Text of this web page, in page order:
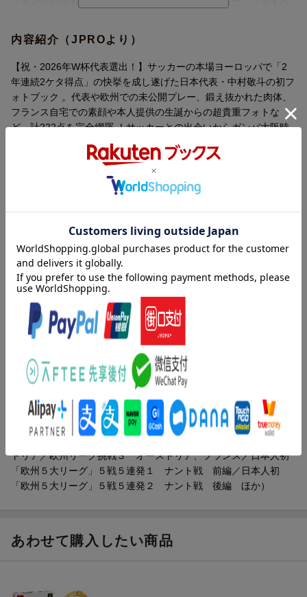
グで鍛え上げられた「肉体」、欧州や代表での「未公開プレー写
真」、本人提供による誕生からの「超貴重フォト」など、全222点
を完全網羅！
サッカーとの出会いからプロ入り、海外挑戦、W杯への思いま
で、中村選手が初激白。「シュート」「決定力」「敬斗ゾーン」
といった選手としての核心から、「ファッション」「香水」など
のパーソナルなこだわりまで、これまで語られなかった本音が明
「ツラいときこそうまくなるチャンス」--欧州でのベンチ外という
絶望を乗り越え、最高峰の舞台への切符をつかみ取った、日本の
明日を担う「進化し続ける才能」の過去・現在・未来が詰まっ
た、全サッカーファン必携の完全保存版です。
【中村敬斗選手メッセージ】
この本は、幼少期から現在までのサッカー選手・中村敬斗、そ
して素顔の中村敬斗の記録です。サッカーの試合からプライベー
ト、実家はもちろん、フランスの家で撮影した写真もあります。
そのときどきに感じたこと、そして最近、思っていることを文章
にしました。この本を通じて僕のことをもっと知ってもらえた
ら、うれしいです。
ガンバ大阪時代、U-23サポーターの皆さんがつけてくれたキャ
ッチフレーズ「魅せろ 進化し続ける才能」のように、これからも
「進化し続ける」中村敬斗でありたいと考えています。これから
も応援よろしくお願い致します。
【目次（一部）】
1章〇素顔の中村敬斗 Part.1
サッカーとの出会い■満員電車とクリロナと香水と ■唯一のアクセ
サリー ■サッカーと音楽 ■好きな食べ物 ■ファッション ■ヘアスタ
イル
2章〇プロサッカー選手・中村敬斗
の運命の出会い
輪」と体幹トレ ■坂道ダッシュ ■サッカーノート
内容紹介（JPROより）
【祝・2026年W杯代表選出！】サッカーの本場ヨーロッパで「2
年連続2ケタ得点」の快挙を成し遂げた日本代表・中村敬斗の初フ
ォトブック 。代表や欧州での未公開プレー、鍛え抜かれた肉体、
フランス自宅での素顔や本人提供の生誕からの超貴重フォトな
ど、計222点を完全網羅 ！サッカーとの出会いからガンバ大阪時
代、海外移籍の挫折を経てW杯へ辿り着いた不屈の軌跡はもちろ
ん 、ファッションや香水、ヘアスタイルなど私生活のこだわりも
含め 、進化し続ける若きストライカーがすべてを初告白した完全
内容紹介（「BOOK」データベースより）
ファッション、音楽、ヘアスタイル、親友、アクセサリー、ガン
バ大阪、海外移籍、ゴール、日本代表、ワールドカップ…初めて
明かす！サッカー日本代表の「進化し続ける才能」「シュートの
魔術師」初のフォトブック誕生！プライベート撮り下ろしから本
人提供まで超貴重ショット２２２枚。
目次（「BOOK」データベースより）
１章 素顔の中村敬斗 Ｐａｒｔ．１（サッカーとの出会い１
ナと香水と／ハリー・ポッターとハーマイオニー／羽衣インコの
ふーちゃん ほか）／２章 プロサッカー選手・中村敬斗（欧州
トリア／欧州リーグ挑戦３ オーストリア、フランス／日本人初
「欧州５大リーグ」５戦５連発１ ナント戦 前編／日本人初
「欧州５大リーグ」５戦５連発２ ナント戦 後編 ほか）
あわせて購入したい商品